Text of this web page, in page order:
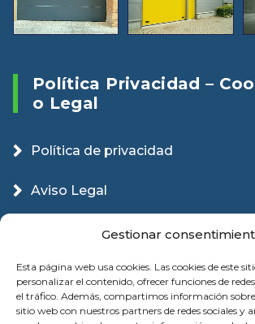
Gestionar
Esta página web usa cookies. Las cookies de este
personalizar el contenido, ofrecer funciones de
el tráfico. Además, compartimos información
sitio web con nuestros partners de redes sociales y
Política Privacidad –
O Legal
Política de privacidad
Aviso Legal
Política Cookies